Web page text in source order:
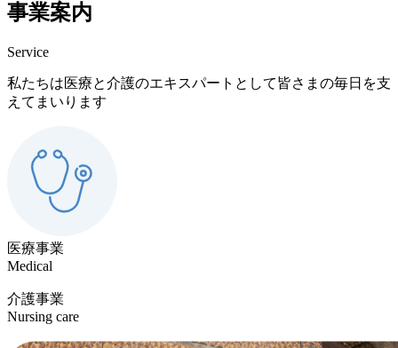
事業案内
Service
私たちは医療と介護のエキスパートとして皆さまの毎日を支
えてまいります
医療事業
Medical
介護事業
Nursing care